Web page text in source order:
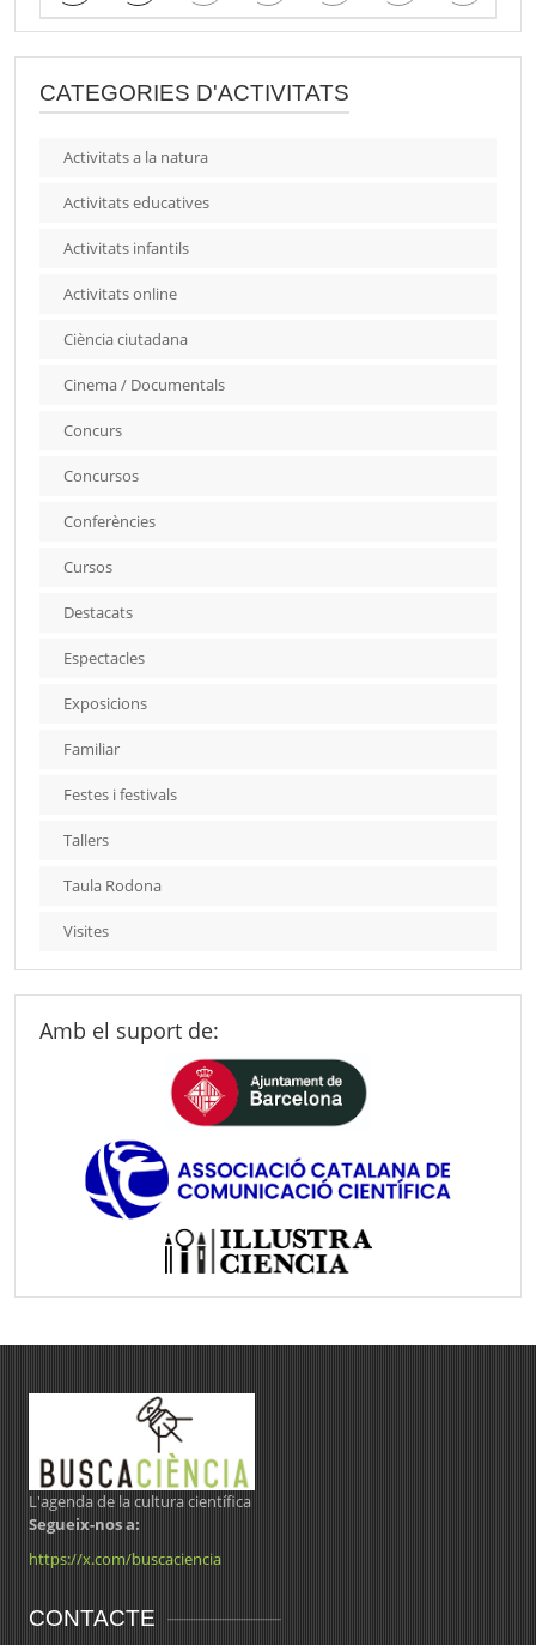
CATEGORIES D'ACTIVITATS
Activitats a la natura
Activitats educatives
Activitats infantils
Activitats online
Ciència ciutadana
Cinema / Documentals
Concurs
Concursos
Conferències
Cursos
Destacats
Espectacles
Exposicions
Familiar
Festes i festivals
Tallers
Taula Rodona
Visites
Amb el suport de:
L'agenda de la cultura científica
Segueix-nos a:
https://x.com/buscaciencia
CONTACTE